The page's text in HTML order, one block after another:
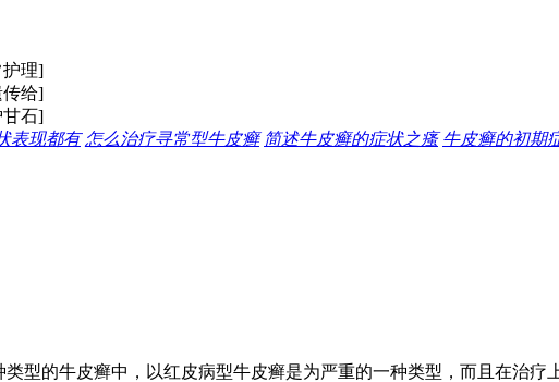
护理]
传给]
甘石]
表现都有 怎么治疗寻常型牛皮癣 简述牛皮癣的症状之瘙 牛皮癣的初期
型的牛皮癣中，以红皮病型牛皮癣是为严重的一种类型，而且在治